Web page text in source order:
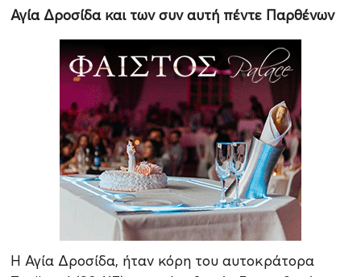
Αγία Δροσίδα και των συν αυτή πέντε Παρθένων
Η Αγία Δροσίδα, ήταν κόρη του αυτοκράτορα